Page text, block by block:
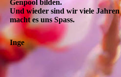
Genpool bilden.
Und wieder sind wir viele
macht es uns Spass.
Inge